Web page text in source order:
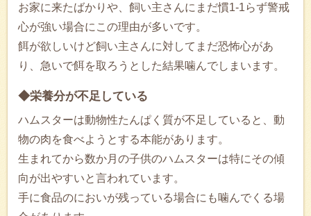
お家に来たばかりや、飼い主さんにまだ慣1-1らず警戒
心が強い場合にこの理由が多いです。
餌が欲しいけど飼い主さんに対してまだ恐怖心があ
り、急いで餌を取ろうとした結果噛んでしまいます。
◆栄養分が不足している
ハムスターは動物性たんぱく質が不足していると、動
物の肉を食べようとする本能があります。
生まれてから数か月の子供のハムスターは特にその傾
向が出やすいと言われています。
手に食品のにおいが残っている場合にも噛んでくる場